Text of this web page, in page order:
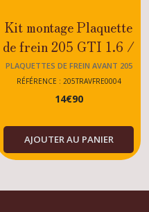
Kit montage Plaquette
de frein 205 GTI 1.6 /
RALLYE
PLAQUETTES DE FREIN AVANT 205
RÉFÉRENCE : 205TRAVFRE0004
14€90
AJOUTER AU PANIER